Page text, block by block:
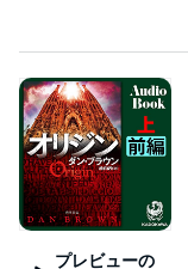
プレビューの